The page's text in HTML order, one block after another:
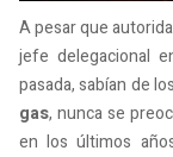
A pesar que
jefe delegacional
pasada, sabían de los
gas, nunca se
en los últimos